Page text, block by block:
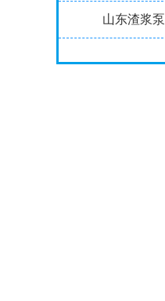
山东渣浆泵